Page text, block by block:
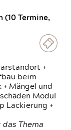
(10 Termine,
+
beim
+ Mängel und
Modul
Lackierung +
Thema